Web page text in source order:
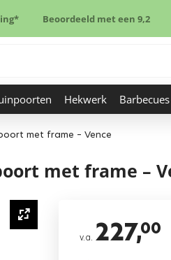
Beoordeeld met een 9,2
Hekwerk Barbecues
met frame – Vence
met frame –
v.a. 227,00